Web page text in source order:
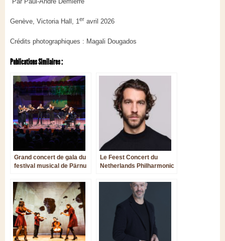
Genève, Victoria Hall, 1er avril 2026
Crédits photographiques : Magali Dougados
Publications Similaires :
Grand concert de gala du
festival musical de Pärnu
Le Feest Concert du
Netherlands Philharmonic
d’Amsterdam